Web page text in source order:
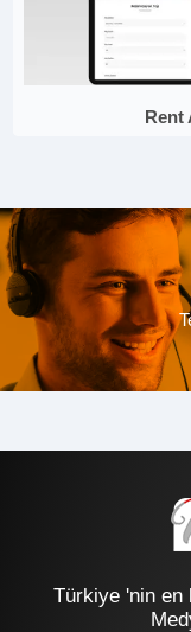
Rent
Türkiye 'nin en